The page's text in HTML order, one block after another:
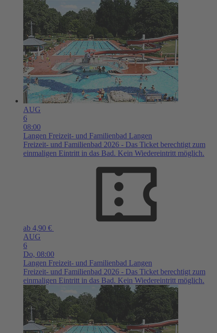
AUG
6
08:00
Langen Freizeit- und Familienbad Langen
Freizeit- und Familienbad 2026 - Das Ticket berechtigt zum
einmaligen Eintritt in das Bad. Kein Wiedereintritt möglich.
ab 4,90 €
AUG
6
Do, 08:00
Langen Freizeit- und Familienbad Langen
Freizeit- und Familienbad 2026 - Das Ticket berechtigt zum
einmaligen Eintritt in das Bad. Kein Wiedereintritt möglich.